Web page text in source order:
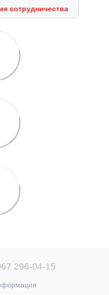
сотрудничества
296-04-15